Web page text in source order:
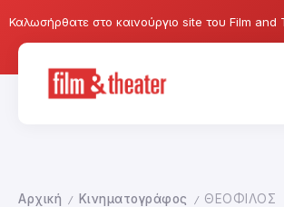
Καλωσήρθατε στο καινούργιο site του Film and
Αρχική / Κινηματογράφος / ΘΕΟΦΙΛΟΣ